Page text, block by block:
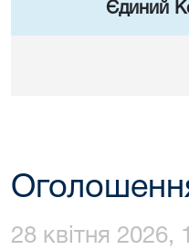
Єдиний
28 квітня 2026,